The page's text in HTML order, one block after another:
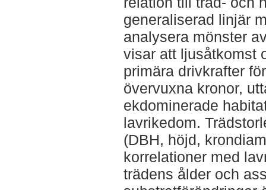
generaliserad linjär
analysera mönster
visar att ljusåtkomst
primära drivkrafter
övervuxna kronor,
ekdominerade
lavrikedom.
(DBH, höjd,
korrelationer med
trädens ålder och